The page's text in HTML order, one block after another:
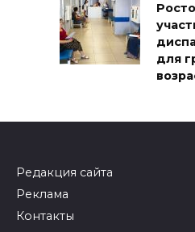
для
Редакция сайта
Реклама
Контакты